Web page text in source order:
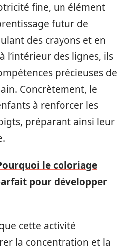
fine, un élément
futur de
des crayons et en
l’intérieur des lignes, ils
précieuses de
Concrètement, le
à renforcer les
préparant ainsi leur
le coloriage
pour développer
cette activité
la concentration et la